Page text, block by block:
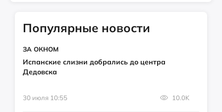
Популярные новости
ЗА ОКНОМ
Испанские слизни добрались до центра
Дедовска
30 июля 10:55 10.0K